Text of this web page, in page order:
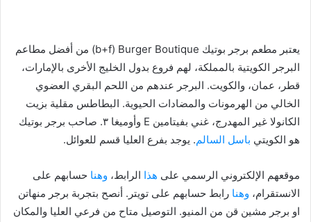
يعتبر مطعم برجر بوتيك b+f) Burger Boutique) من أفضل مطاعم
البرجر الكويتية بالمملكة، لهم فروع بدول الخليج الأخرى بالإمارات،
قطر، عمان، والكويت. البرجر عندهم من اللحم البقري العضوي
الخالي من الهرمونات والمضادات الحيوية. البطاطس مقلية بزيت
الكانولا غير المهدرج، غني بفيتامين E وأوميغا ٣. صاحب برجر بوتيك
هو الكويتي باسل السالم. يوجد بفرع العليا قسم للعوائل.
موقعهم الإلكتروني الرسمي على هذا الرابط، وهنا حسابهم على
الانستقرام، وهنا رابط حسابهم على تويتر. أنصح بتجربة برجر منهاتن
او برجر مشين قن من المنيو. التوصيل متاح من فرعي العليا والمكان